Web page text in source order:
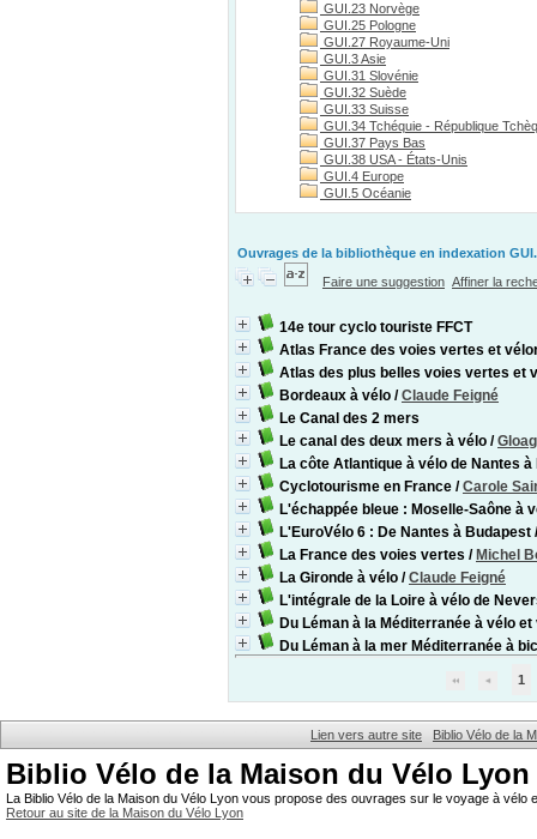
GUI.23 Norvège
GUI.25 Pologne
GUI.27 Royaume-Uni
GUI.3 Asie
GUI.31 Slovénie
GUI.32 Suède
GUI.33 Suisse
GUI.34 Tchéquie - République
GUI.37 Pays Bas
GUI.38 USA - États-Unis
GUI.4 Europe
GUI.5 Océanie
Ouvrages de la bibliothèque en indexation
Faire une suggestion Affiner la
14e tour cyclo touriste FFCT
Atlas France des voies vertes et
Atlas des plus belles voies vertes et
Bordeaux à vélo /Claude Feigné
Le Canal des 2 mers
Le canal des deux mers à vélo /
La côte Atlantique à vélo de Nantes
Cyclotourisme en France /Carole
L'échappée bleue : Moselle-Saône à
L'EuroVélo 6 : De Nantes à Budapest
La France des voies vertes / Michel
La Gironde à vélo /Claude Feigné
L'intégrale de la Loire à vélo de
Du Léman à la Méditerranée à vélo
Du Léman à la mer Méditerranée à
1
Lien vers autre site Biblio Vélo de la
Biblio Vélo de la Maison du Vélo Lyon
La Biblio Vélo de la Maison du Vélo Lyon vous propose des ouvrages sur le voyage à
Retour au site de la Maison du Vélo Lyon